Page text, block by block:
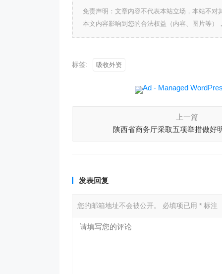
免责声明：文章内容不代表本站立场，本站不
本文内容影响到您的合法权益（内容、图片等
标签: 吸收外资
上一篇
陕西省商务厅采取五项举措做好
发表回复
您的邮箱地址不会被公开。 必填项已用 * 标注